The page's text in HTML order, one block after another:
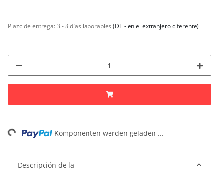
Plazo de entrega:3 - 8 días laborables (DE - en el extranjero diferente)
Komponenten werden geladen ...
Descripción de la